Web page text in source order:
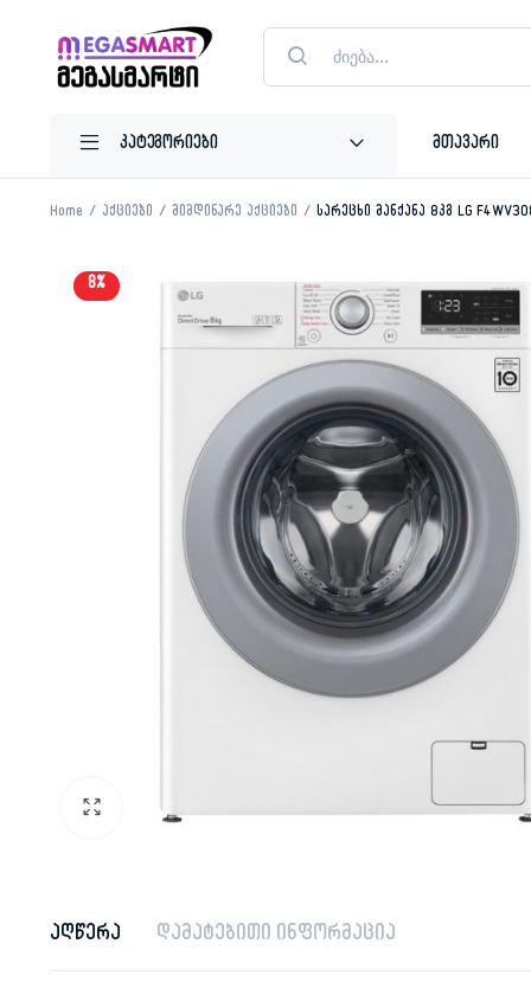
Products
search
მთავარი
Home აქციები მიმდინარე აქციები სარეცხი მანქანა 8კგ LG
8%
აღწერა დამატებითი ინფორმაცია